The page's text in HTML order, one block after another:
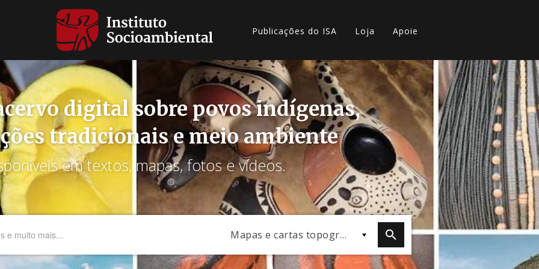
Publicações do ISA Loja Apoie
digital sobre povos indígenas,
tradicionais e meio ambiente
em textos, mapas, fotos e vídeos.
Mapas e cartas topográficas